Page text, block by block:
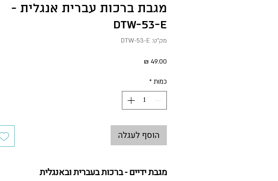
מגבת ברכות עברית אנגלית -
DTW-53-E
מק"ט: DTW-53-E
מחיר
כמות *
הוסף לעגלה
מגבת ידיים - ברכות בעברית ובאנגלית